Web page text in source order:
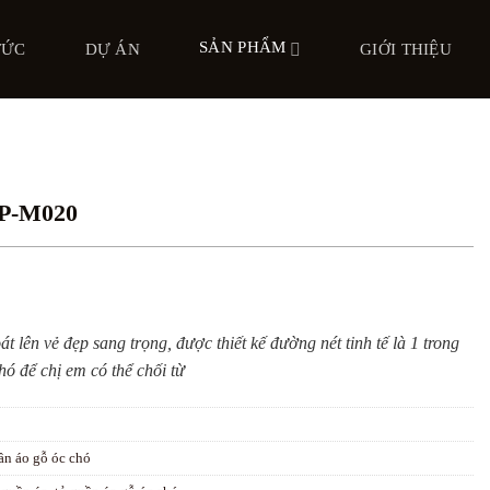
DỰ ÁN SẢN PHẨM GIỚI THIỆU
M020
lên vẻ đẹp sang trọng, được thiết kế đường nét tinh tế là 1 trong
để chị em có thể chối từ
áo gỗ óc chó